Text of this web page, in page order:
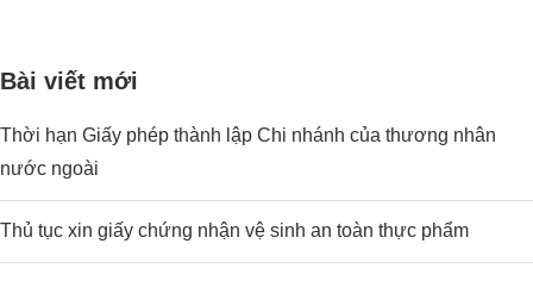
Bài viết mới
Thời hạn Giấy phép thành lập Chi nhánh của thương nhân
nước ngoài
Thủ tục xin giấy chứng nhận vệ sinh an toàn thực phẩm